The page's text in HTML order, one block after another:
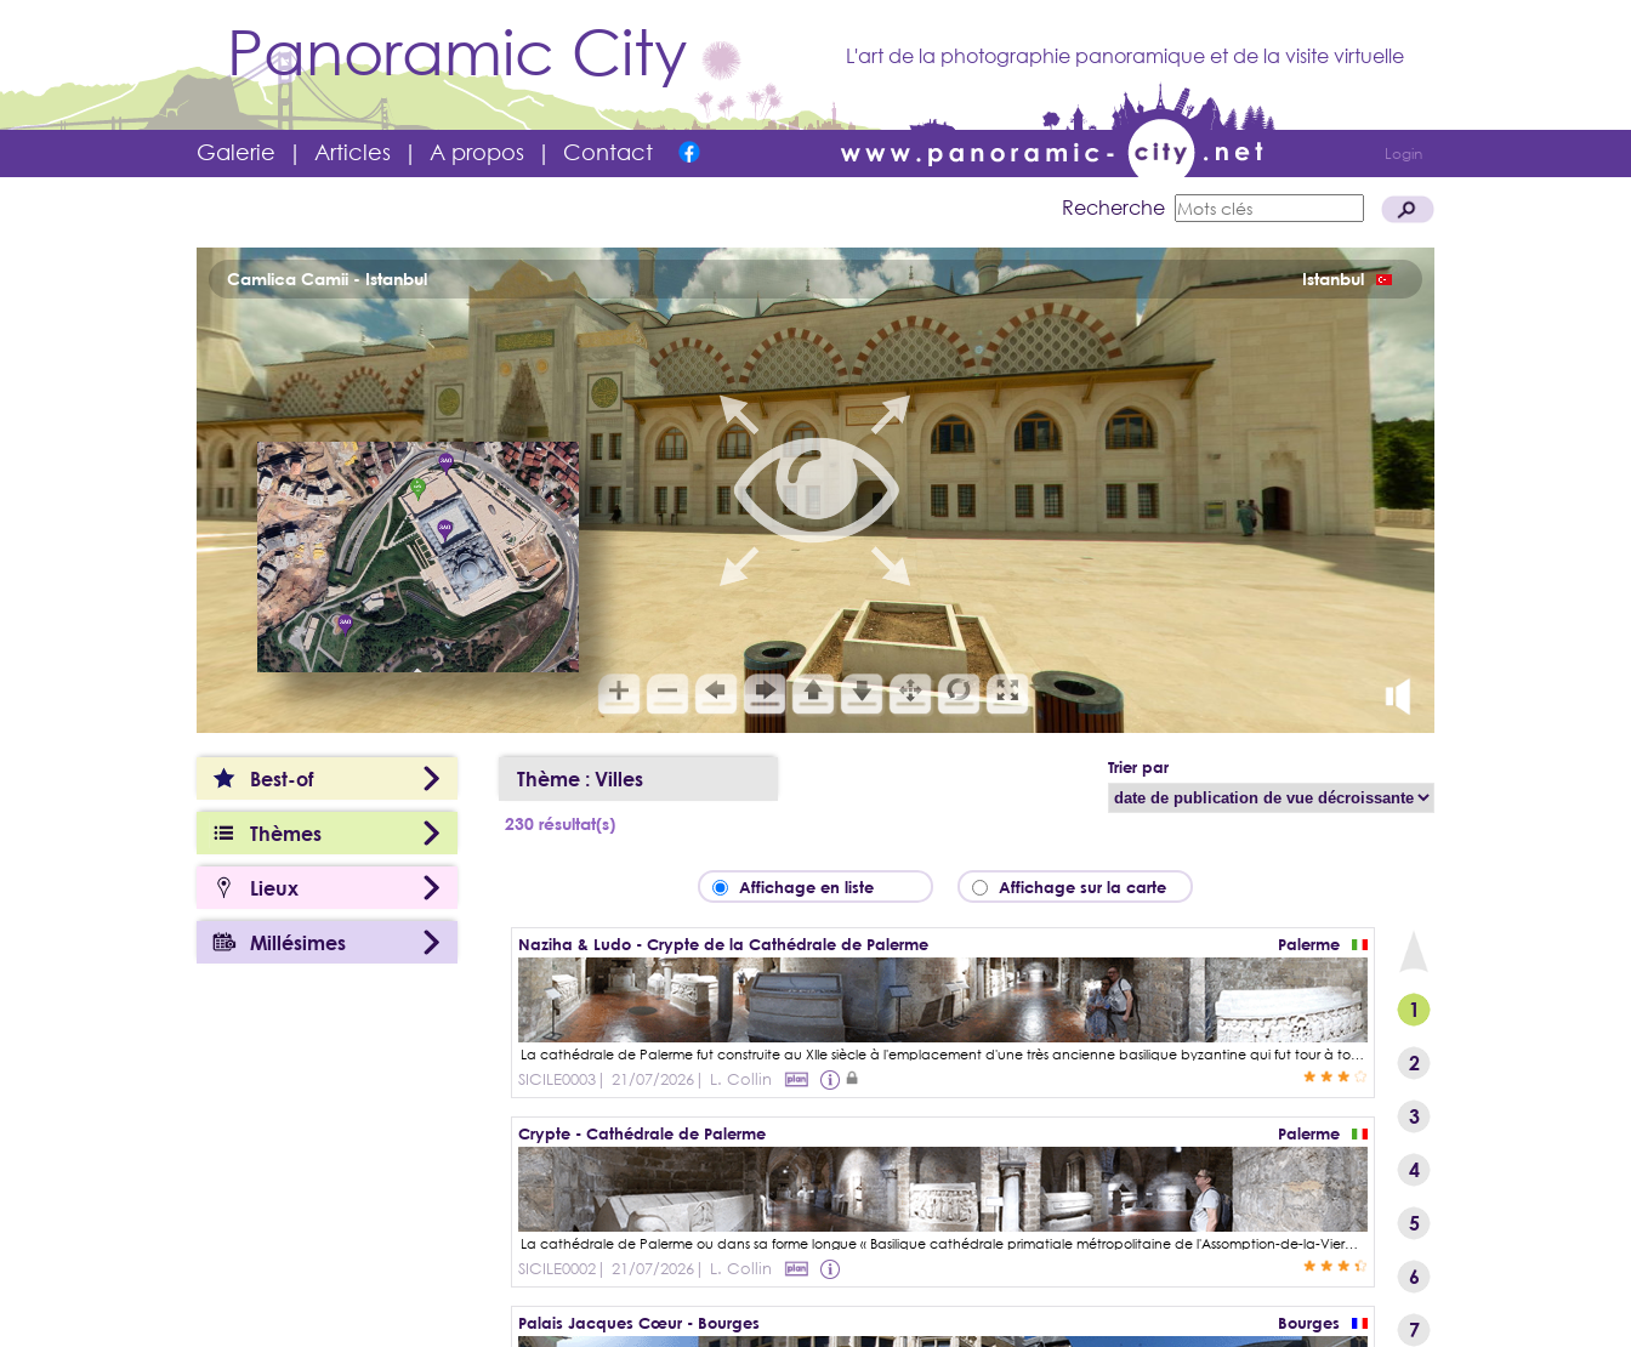
Panoramic City L'art de la photographie panoramique et de la visite virtuelle
Galerie | Articles | A propos | Contact Login
Recherche
Best-of
Thèmes
Lieux
Millésimes
Thème : Villes
230 résultat(s)
Trier par
Affichage en liste Affichage sur la carte
1
2
3
4
5
6
7
Naziha & Ludo - Crypte de la Cathédrale de Palerme Palerme
La cathédrale de Palerme fut construite au XIIe siècle à l'emplacement d'une très ancienne basilique byzantine qui fut tour à tour transformée en mosquée durant l'incursion arabe au IXe siècle puis restituée au culte chrétien après la libération de la ville en 1072 par l'armée des Hauteville. Après le tremblement de terre de 1169, l'ancien bâtiment était plutôt en mauvais état et l'archevêque de Palerme Gautier Phamil décida de la construction d'un édifice beaucoup plus grand et somptueux. La crypte que Naziha et Ludo ont visité en ce jour du 21 juillet 2026 durant leur périple en Sicile, date de la construction de la cathédrale et abrite de nombreux tombeaux et sarcophages des périodes romaines, byzantines et normandes.
SICILE0003 | 21/07/2026 | L. Collin
Crypte - Cathédrale de Palerme Palerme
La cathédrale de Palerme ou dans sa forme longue « Basilique cathédrale primatiale métropolitaine de l'Assomption-de-la-Vierge-Marie », fut construite au XIIe siècle à l'emplacement d'une très ancienne basilique byzantine du IVe siècle qui fut tour à tour transformée en mosquée durant l'incursion arabe au IXe siècle puis restituée au culte chrétien après la libération de la ville en 1072 par l'armée des Hauteville. La famille des Hauteville figure parmi les familles normandes les plus impliquées dans la conquête Italienne de cette époque. Après le tremblement de terre de 1169, l'ancien bâtiment était plutôt en mauvais état et l'archevêque de Palerme Gautier Phamil ou en italien Gualtiero Offamilio, décida de la construction d'un édifice beaucoup plus grand et somptueux afin d'y accueillir beaucoup plus de fidèles mais aussi pour rivaliser avec les célèbres cathédrales d'Europe. La crypte date de la construction de la cathédrale en 1185 et abrite des sarcophages et tombeaux des périodes romaines, byzantines et normandes. On y trouve notamment la sépulture de l'archevêque Gautier Ophamil, le fondateur de la cathédrale.
SICILE0002 | 21/07/2026 | L. Collin
Palais Jacques Cœur - Bourges Bourges